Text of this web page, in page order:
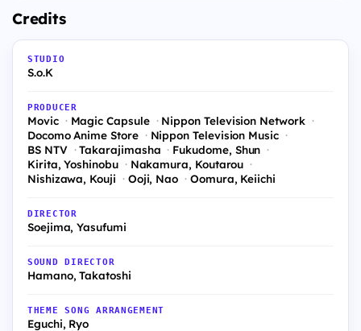
Credits
STUDIO
S.o.K
PRODUCER
Movic Magic Capsule
Nippon Television Network
Docomo Anime Store
Nippon Television Music
BS NTV
Takarajimasha
Fukudome, Shun
Kirita, Yoshinobu
Nakamura, Koutarou
Nishizawa, Kouji
Ooji, Nao Oomura, Keiichi
DIRECTOR
Soejima, Yasufumi
SOUND DIRECTOR
Hamano, Takatoshi
THEME SONG ARRANGEMENT
Eguchi, Ryo